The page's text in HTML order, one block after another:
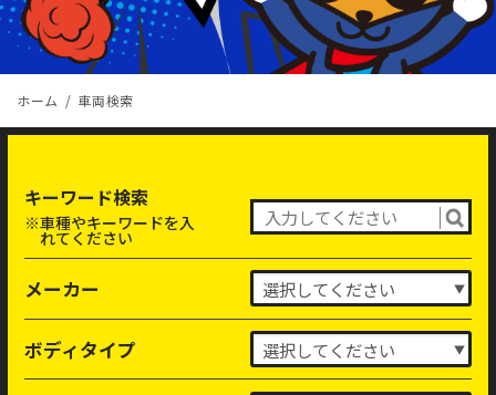
ホーム 車両検索
キーワード検索
※車種やキーワードを入
れてください
メーカー
ボディタイプ